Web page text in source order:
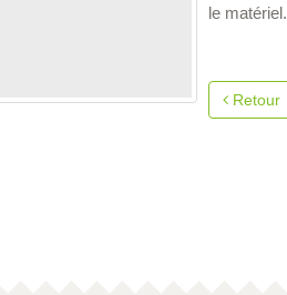
le matériel.
Retour